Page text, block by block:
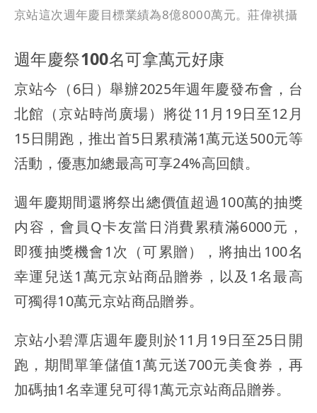
京站這次週年慶目標業績為8億8000萬元。莊偉祺攝
週年慶祭100名可拿萬元好康
京站今（6日）舉辦2025年週年慶發布會，台
北館（京站時尚廣場）將從11月19日至12月
15日開跑，推出首5日累積滿1萬元送500元等
活動，優惠加總最高可享24%高回饋。
週年慶期間還將祭出總價值超過100萬的抽獎
内容，會員Q卡友當日消費累積滿6000元，
即獲抽獎機會1次（可累贈），將抽出100名
幸運兒送1萬元京站商品贈券，以及1名最高
可獨得10萬元京站商品贈券。
京站小碧潭店週年慶則於11月19日至25日開
跑，期間單筆儲值1萬元送700元美食券，再
加碼抽1名幸運兒可得1萬元京站商品贈券。